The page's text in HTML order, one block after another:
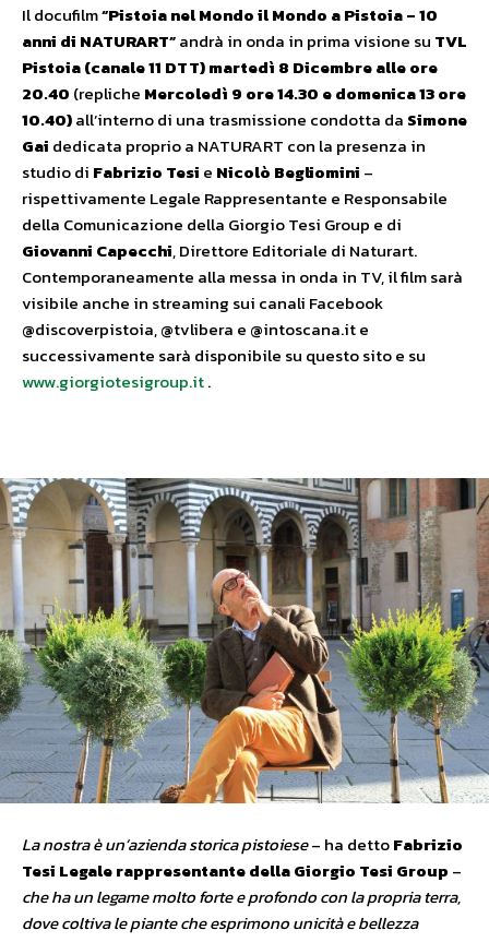
Il docufilm“Pistoia nel Mondo il Mondo a Pistoia – 10
anni di NATURART”andrà in onda in prima visione su TVL
Pistoia (canale 11 DTT) martedì 8 Dicembre alle ore
20.40 (repliche Mercoledì 9 ore 14.30 e domenica 13 ore
10.40)all’interno di una trasmissione condotta da Simone
Gai dedicata proprio a NATURART con la presenza in
studio di Fabrizio Tesi e Nicolò Begliomini –
rispettivamente Legale Rappresentante e Responsabile
della Comunicazione della Giorgio Tesi Group e di
Giovanni Capecchi, Direttore Editoriale di Naturart.
Contemporaneamente alla messa in onda in TV, il film sarà
visibile anche in streaming sui canali Facebook
@discoverpistoia, @tvlibera e @intoscana.it e
successivamente sarà disponibile su questo sito e su
www.giorgiotesigroup.it.
La nostra è un’azienda storica pistoiese– ha dettoFabrizio
Tesi Legale rappresentante della Giorgio Tesi Group –
che ha un legame molto forte e profondo con la propria terra,
dove coltiva le piante che esprimono unicità e bellezza